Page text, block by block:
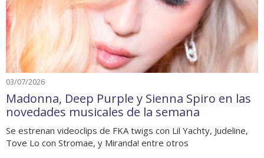
03/07/2026
Madonna, Deep Purple y Sienna Spiro en las
novedades musicales de la semana
Se estrenan videoclips de FKA twigs con Lil Yachty, Judeline,
Tove Lo con Stromae, y Miranda! entre otros